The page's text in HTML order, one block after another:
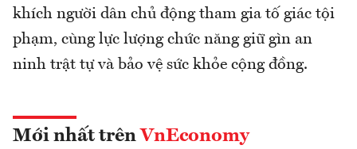
khích người dân chủ động tham gia tố giác tội
phạm, cùng lực lượng chức năng giữ gìn an
ninh trật tự và bảo vệ sức khỏe cộng đồng.
Mới nhất trên VnEconomy